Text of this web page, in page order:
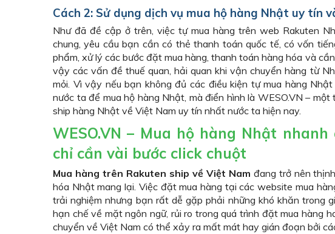
Cách 2: Sử dụng dịch vụ mua hộ hàng Nhật uy tín
Như đã đề cập ở trên, việc tự mua hàng trên web Rakuten
chung, yêu cầu bạn cần có thẻ thanh toán quốc tế, có vốn
phẩm, xử lý các bước đặt mua hàng, thanh toán hàng hóa và
vậy các vấn đề thuế quan, hải quan khi vận chuyển hàng từ
mỏi. Vì vậy nếu bạn không đủ các điều kiện tự mua hàng
nước ta để mua hộ hàng Nhật, mà điển hình là WESO.VN –
ship hàng Nhật về Việt Nam uy tín nhất nước ta hiện nay.
WESO.VN – Mua hộ hàng Nhật
chỉ cần vài bước click chuột
Mua hàng trên Rakuten ship về Việt Nam đang trở nên
hóa Nhật mang lại. Việc đặt mua hàng tại các website mua
trải nghiệm nhưng bạn rất dễ gặp phải những khó khăn trong
hạn chế về mặt ngôn ngữ, rủi ro trong quá trình đặt mua hàng
chuyển về Việt Nam có thể xảy ra mất mát hay gián đoạn bởi